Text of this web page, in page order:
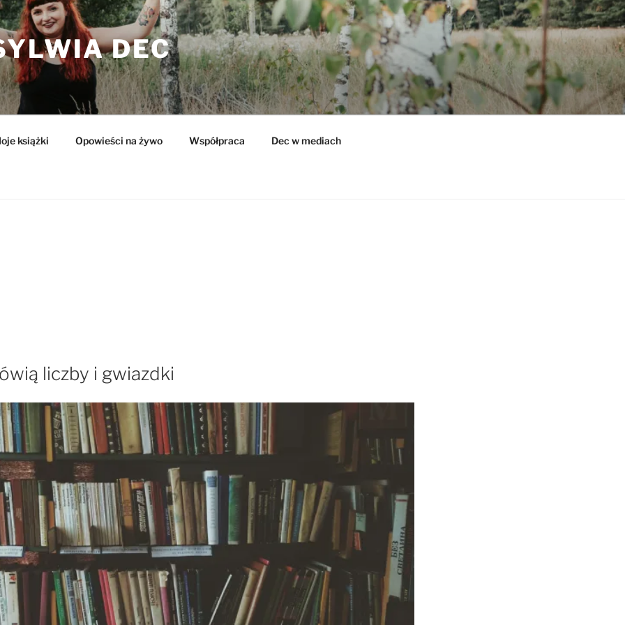
DEC
książki Opowieści na żywo Współpraca Dec w mediach
liczby i gwiazdki